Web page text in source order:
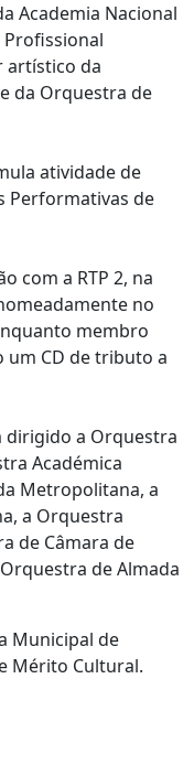
Academia Nacional
artístico da
da Orquestra de
atividade de
Performativas de
com a RTP 2, na
no
membro
um CD de tributo a
dirigido a Orquestra
Académica
Metropolitana, a
a Orquestra
de Câmara de
de Almada
Municipal de
Mérito Cultural.